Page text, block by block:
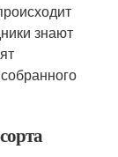
знают